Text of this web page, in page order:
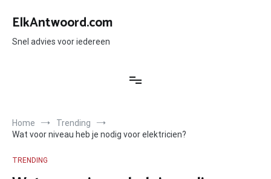
naar
inhoud
ElkAntwoord.com
Snel advies voor iedereen
Home
Trending
Wat voor niveau heb je nodig voor elektricien?
TRENDING